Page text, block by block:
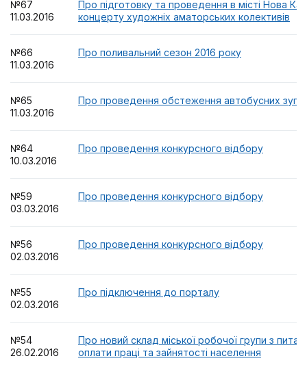
№67
11.03.2016
Про підготовку та проведення в місті Нова
концерту художніх аматорських колективів
№66
11.03.2016
Про поливальний сезон 2016 року
№65
11.03.2016
Про проведення обстеження автобусних
№64
10.03.2016
Про проведення конкурсного відбору
№59
03.03.2016
Про проведення конкурсного відбору
№56
02.03.2016
Про проведення конкурсного відбору
№55
02.03.2016
Про підключення до порталу
№54
26.02.2016
Про новий склад міської робочої групи з питань
оплати праці та зайнятості населення